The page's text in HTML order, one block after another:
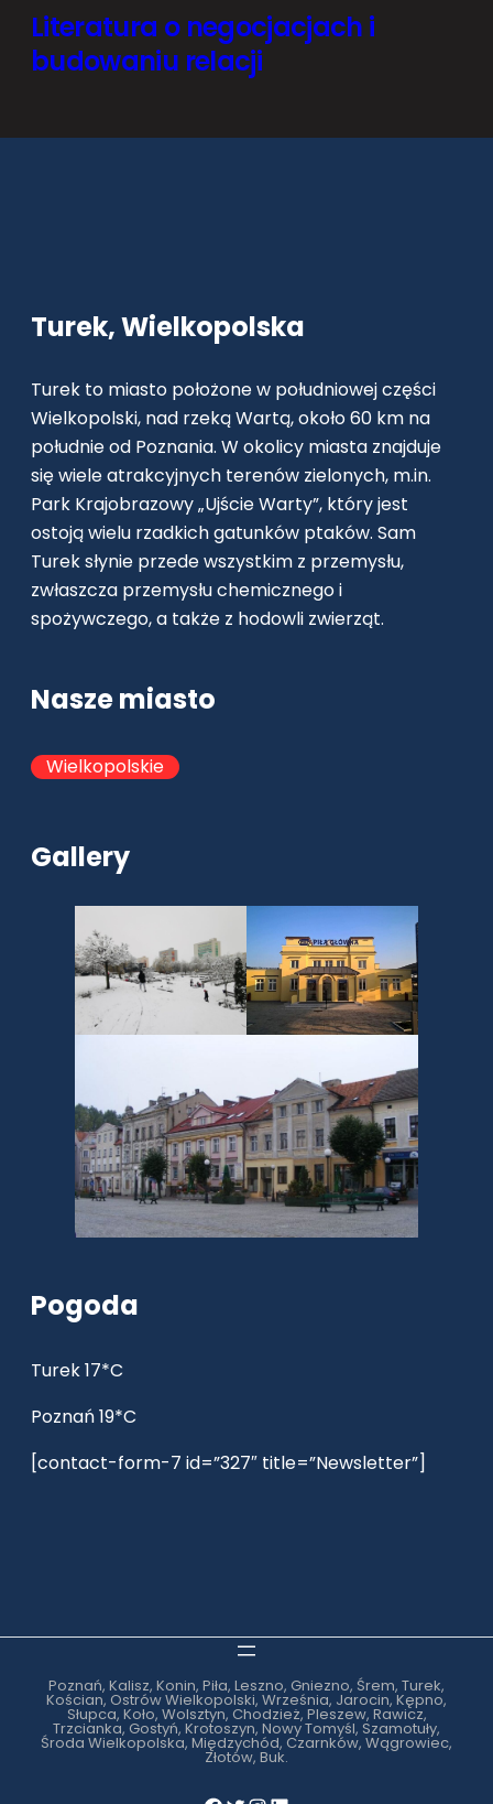
Literatura o negocjacjach i
budowaniu relacji
Turek, Wielkopolska
Turek to miasto położone w południowej części
Wielkopolski, nad rzeką Wartą, około 60 km na
południe od Poznania. W okolicy miasta znajduje
się wiele atrakcyjnych terenów zielonych, m.in.
Park Krajobrazowy „Ujście Warty”, który jest
ostoją wielu rzadkich gatunków ptaków. Sam
Turek słynie przede wszystkim z przemysłu,
zwłaszcza przemysłu chemicznego i
spożywczego, a także z hodowli zwierząt.
Nasze miasto
Wielkopolskie
Gallery
Pogoda
Turek 17*C
Poznań 19*C
[contact-form-7 id=”327″ title=”Newsletter”]
Poznań, Kalisz, Konin, Piła, Leszno, Gniezno, Śrem, Turek,
Kościan, Ostrów Wielkopolski, Września, Jarocin, Kępno,
Słupca, Koło, Wolsztyn, Chodzież, Pleszew, Rawicz,
Trzcianka, Gostyń, Krotoszyn, Nowy Tomyśl, Szamotuły,
Środa Wielkopolska, Międzychód, Czarnków, Wągrowiec,
Złotów, Buk.